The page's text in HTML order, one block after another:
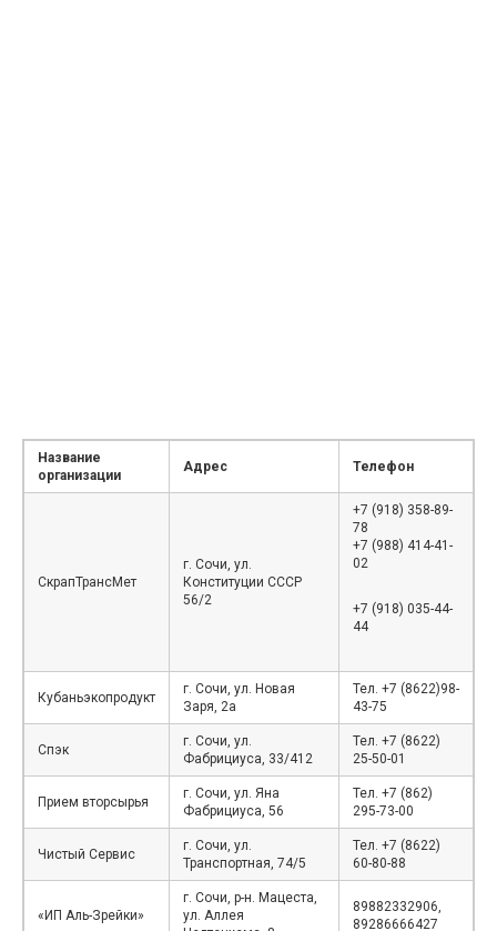
Название
организации
Адрес Телефон
СкрапТрансМет
г. Сочи, ул.
Конституции СССР
56/2
+7 (918) 358-89-
78
+7 (988) 414-41-
02
+7 (918) 035-44-
44
Кубаньэкопродукт
г. Сочи, ул. Новая
Заря, 2а
Тел. +7 (8622)98-
43-75
Спэк
г. Сочи, ул.
Фабрициуса, 33/412
Тел. +7 (8622)
25-50-01
Прием вторсырья
г. Сочи, ул. Яна
Фабрициуса, 56
Тел. +7 (862)
295-73-00
Чистый Сервис
г. Сочи, ул.
Транспортная, 74/5
Тел. +7 (8622)
60-80-88
«ИП Аль-Зрейки»
г. Сочи, р-н. Мацеста,
ул. Аллея
89882332906,
89286666427